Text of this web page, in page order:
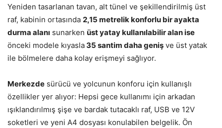
Yeniden tasarlanan tavan, alt tünel ve şekillendirilmiş üst
raf, kabinin ortasında 2,15 metrelik konforlu bir ayakta
durma alanı sunarken üst yatay kullanılabilir alan ise
önceki modele kıyasla 35 santim daha geniş ve üst yatak
ile bölmelere daha kolay erişmeyi sağlıyor.
Merkezde sürücü ve yolcunun konforu için kullanışlı
özellikler yer alıyor: Hepsi gece kullanımı için arkadan
ışıklandırılmış şişe ve bardak tutacaklı raf, USB ve 12V
soketleri ve yeni A4 dosyası konulabilen belgelik. Ön